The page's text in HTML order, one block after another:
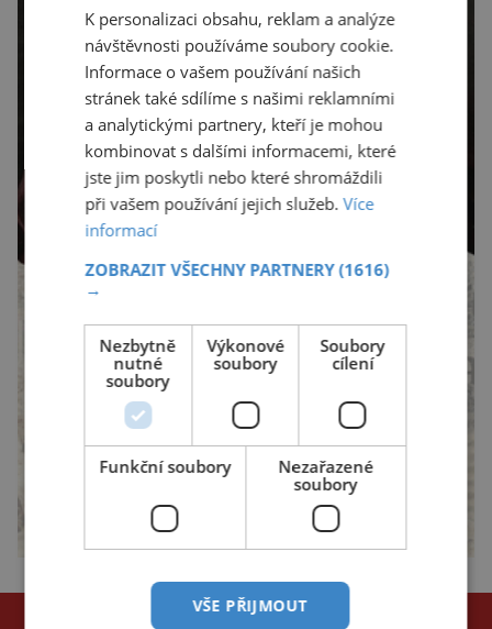
NEJČTENĚJŠÍ ČLÁNKY
K personalizaci obsahu, reklam a analýze
návštěvnosti používáme soubory cookie.
Informace o vašem používání našich
stránek také sdílíme s našimi reklamními
a analytickými partnery, kteří je mohou
kombinovat s dalšími informacemi, které
jste jim poskytli nebo které shromáždili
při vašem používání jejich služeb.Více
informací
ZOBRAZIT VŠECHNY PARTNERY(1616)
→
Nezbytně
nutné
soubory
Výkonové
soubory
Soubory
cílení
Funkční soubory
Nezařazené
soubory
VŠE PŘIJMOUT